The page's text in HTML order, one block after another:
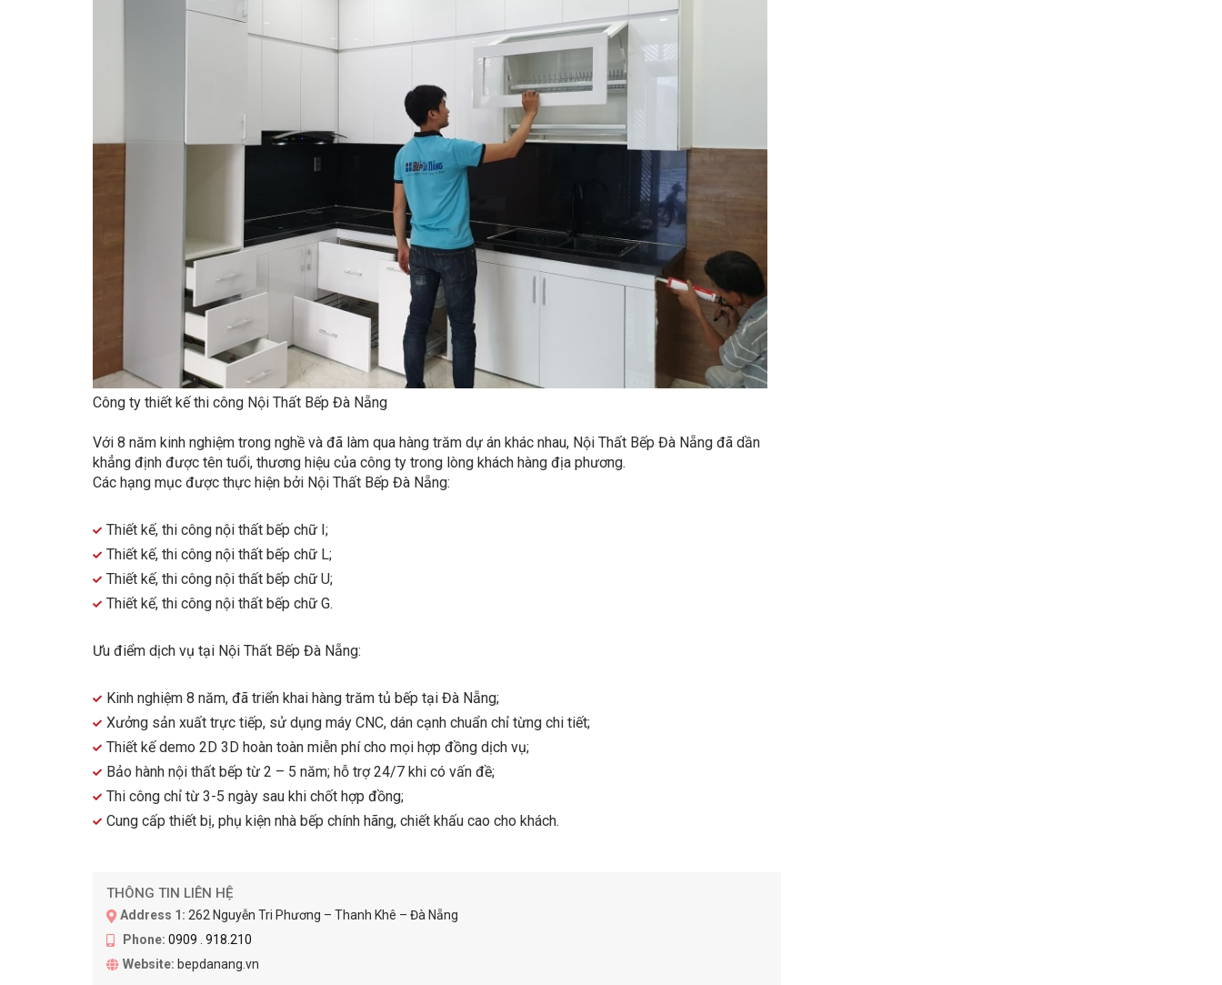
Công ty thiết kế thi công Nội Thất Bếp Đà Nẵng
Với 8 năm kinh nghiệm trong nghề và đã làm qua hàng trăm dự án khác nhau, Nội Thất Bếp Đà Nẵng đã dần
khẳng định được tên tuổi, thương hiệu của công ty trong lòng khách hàng địa phương.
Các hạng mục được thực hiện bởi Nội Thất Bếp Đà Nẵng:
Thiết kế, thi công nội thất bếp chữ I;
Thiết kế, thi công nội thất bếp chữ L;
Thiết kế, thi công nội thất bếp chữ U;
Thiết kế, thi công nội thất bếp chữ G.
Ưu điểm dịch vụ tại Nội Thất Bếp Đà Nẵng:
Kinh nghiệm 8 năm, đã triển khai hàng trăm tủ bếp tại Đà Nẵng;
Xưởng sản xuất trực tiếp, sử dụng máy CNC, dán cạnh chuẩn chỉ từng chi tiết;
Thiết kế demo 2D 3D hoàn toàn miễn phí cho mọi hợp đồng dịch vụ;
Bảo hành nội thất bếp từ 2 – 5 năm; hỗ trợ 24/7 khi có vấn đề;
Thi công chỉ từ 3-5 ngày sau khi chốt hợp đồng;
Cung cấp thiết bị, phụ kiện nhà bếp chính hãng, chiết khấu cao cho khách.
THÔNG TIN LIÊN HỆ
Address 1: 262 Nguyễn Tri Phương – Thanh Khê – Đà Nẵng
Phone: 0909 . 918.210
Website: bepdanang.vn